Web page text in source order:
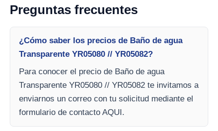
Preguntas frecuentes
¿Cómo saber los precios de Baño de agua
Transparente YR05080 // YR05082?
Para conocer el precio de Baño de agua
Transparente YR05080 // YR05082 te invitamos a
enviarnos un correo con tu solicitud mediante el
formulario de contacto AQUI.